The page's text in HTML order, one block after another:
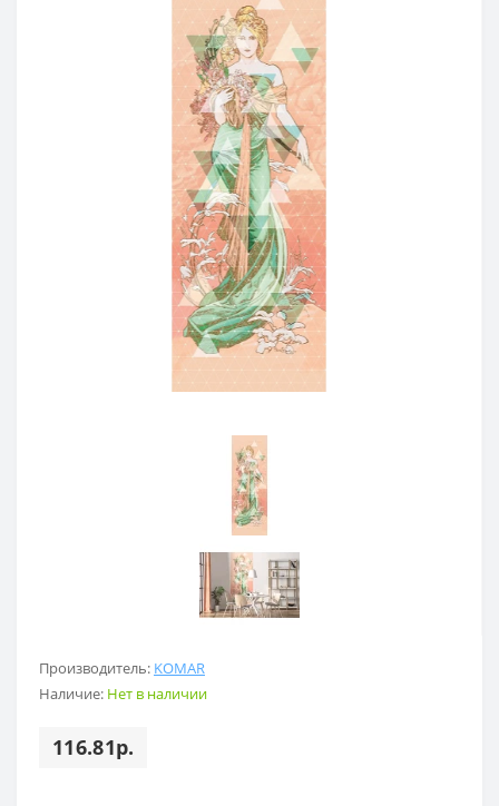
Производитель: KOMAR
Наличие: Нет в наличии
116.81р.